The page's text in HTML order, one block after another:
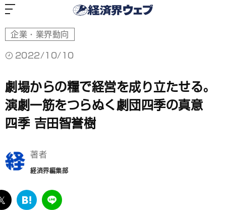
企業・業界動向
2022/10/10
劇場からの糧で経営を成り立たせる。
演劇一筋をつらぬく劇団四季の真意
四季 吉田智誉樹
著者
経済界編集部
twitter
は
LINE